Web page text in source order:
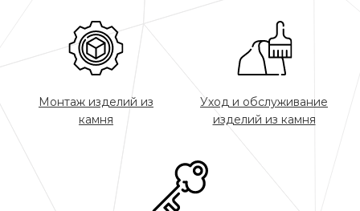
Монтаж изделий из
камня
Уход и обслуживание
изделий из камня